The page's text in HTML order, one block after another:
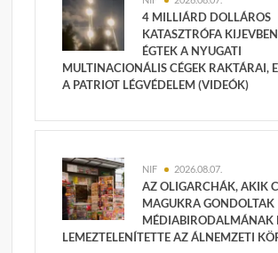
4 MILLIÁRD DOLLÁROS
KATASZTRÓFA
ÉGTEK A NYUGATI
MULTINACIONÁLIS CÉGEK RAKTÁRAI,
A PATRIOT LÉGVÉDELEM (VIDEÓK)
NIF 2026.08.07.
AZ OLIGARCHÁK, AKIK
MAGUKRA GONDOLTAK
MÉDIABIRODALMÁNAK
LEMEZTELENÍTETTE AZ ÁLNEMZETI